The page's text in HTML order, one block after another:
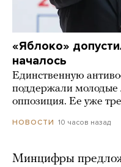
«Яблоко»
началось
Единственную
поддержали молодые
оппозиция. Ее уже
НОВОСТИ 10 часов назад
Минцифры